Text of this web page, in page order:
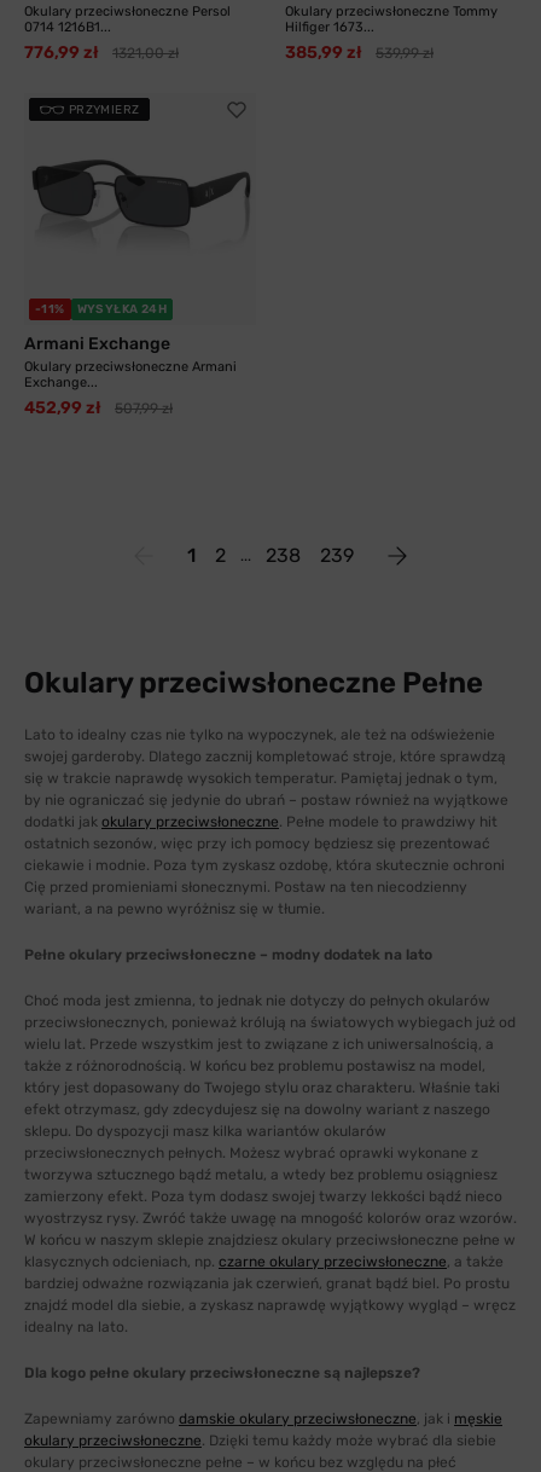
Okulary przeciwsłoneczne Persol
0714 1216B1...
776,99 zł 1321,00 zł
Okulary przeciwsłoneczne Tommy
Hilfiger 1673...
385,99 zł 539,99 zł
PRZYMIERZ
-11% WYSYŁKA 24H
Armani Exchange
Okulary przeciwsłoneczne Armani
Exchange...
452,99 zł 507,99 zł
1 2 238 239
Okulary przeciwsłoneczne Pełne
Lato to idealny czas nie tylko na wypoczynek, ale też na odświeżenie
swojej garderoby. Dlatego zacznij kompletować stroje, które sprawdzą
się w trakcie naprawdę wysokich temperatur. Pamiętaj jednak o tym,
by nie ograniczać się jedynie do ubrań – postaw również na wyjątkowe
dodatki jak okulary przeciwsłoneczne. Pełne modele to prawdziwy hit
ostatnich sezonów, więc przy ich pomocy będziesz się prezentować
ciekawie i modnie. Poza tym zyskasz ozdobę, która skutecznie ochroni
Cię przed promieniami słonecznymi. Postaw na ten niecodzienny
wariant, a na pewno wyróżnisz się w tłumie.
Pełne okulary przeciwsłoneczne – modny dodatek na lato
Choć moda jest zmienna, to jednak nie dotyczy do pełnych okularów
przeciwsłonecznych, ponieważ królują na światowych wybiegach już od
wielu lat. Przede wszystkim jest to związane z ich uniwersalnością, a
także z różnorodnością. W końcu bez problemu postawisz na model,
który jest dopasowany do Twojego stylu oraz charakteru. Właśnie taki
efekt otrzymasz, gdy zdecydujesz się na dowolny wariant z naszego
sklepu. Do dyspozycji masz kilka wariantów okularów
przeciwsłonecznych pełnych. Możesz wybrać oprawki wykonane z
tworzywa sztucznego bądź metalu, a wtedy bez problemu osiągniesz
zamierzony efekt. Poza tym dodasz swojej twarzy lekkości bądź nieco
wyostrzysz rysy. Zwróć także uwagę na mnogość kolorów oraz wzorów.
W końcu w naszym sklepie znajdziesz okulary przeciwsłoneczne pełne w
klasycznych odcieniach, np. czarne okulary przeciwsłoneczne, a także
bardziej odważne rozwiązania jak czerwień, granat bądź biel. Po prostu
znajdź model dla siebie, a zyskasz naprawdę wyjątkowy wygląd – wręcz
idealny na lato.
Dla kogo pełne okulary przeciwsłoneczne są najlepsze?
Zapewniamy zarówno damskie okulary przeciwsłoneczne, jak i męskie
okulary przeciwsłoneczne. Dzięki temu każdy może wybrać dla siebie
okulary przeciwsłoneczne pełne – w końcu bez względu na płeć